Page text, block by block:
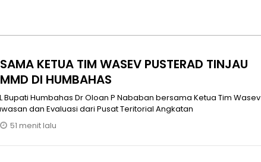
KETUA TIM WASEV PUSTERAD TINJAU
DI HUMBAHAS
Bupati Humbahas Dr Oloan P Nababan bersama Ketua Tim Wasev
dan Evaluasi dari Pusat Teritorial Angkatan
51 menit lalu